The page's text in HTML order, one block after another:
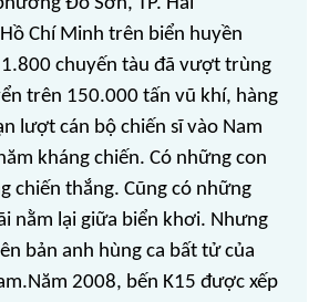
Đồ Sơn, TP. Hải
Chí Minh trên biển huyền
chuyến tàu đã vượt trùng
trên 150.000 tấn vũ khí, hàng
lượt cán bộ chiến sĩ vào Nam
kháng chiến. Có những con
chiến thắng. Cũng có những
nằm lại giữa biển khơi. Nhưng
bản anh hùng ca bất tử của
2008, bến K15 được xếp